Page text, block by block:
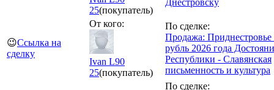
25(покупатель)
😉Ссылка на
сделку
От кого:
Ivan L90
25(покупатель)
По сделке:
Продажа: Приднестровье
рубль 2026 года
Республики - Славянская
письменность и культура
По сделке: